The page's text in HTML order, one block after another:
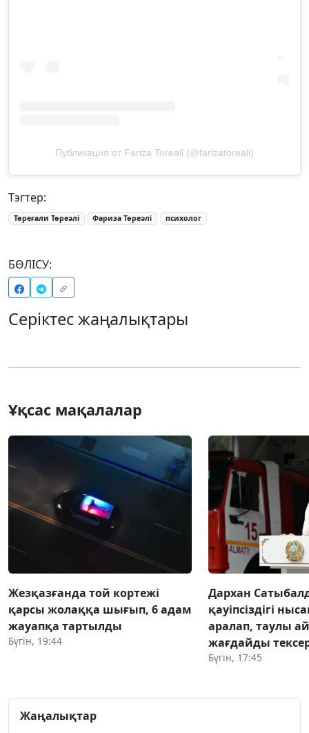
Публикация от Fariza Toreali (@farizatoreali)
Тэгтер:
Төреғали Төреәлі Фариза Төреәлі психолог
БӨЛІСУ:
Серіктес жаңалықтары
Ұқсас мақалалар
Жезқазғанда той кортежі
қарсы жолаққа шығып, 6 адам
жауапқа тартылды
Бүгін, 19:44
Дархан
қауіпсіздігі
аралап, таулы
жағдайды
Бүгін, 17:45
Жаңалықтар